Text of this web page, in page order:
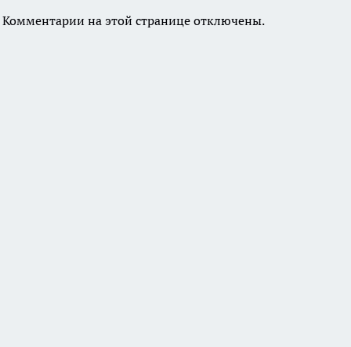
Комментарии на этой странице отключены.